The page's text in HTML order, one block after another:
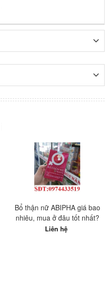
Bổ thận nữ ABIPHA giá bao
nhiêu, mua ở đâu tốt nhất?
Liên hệ